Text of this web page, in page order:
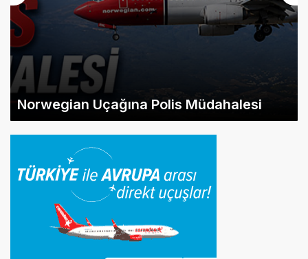
Norwegian Uçağına Polis Müdahalesi